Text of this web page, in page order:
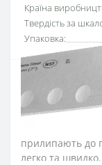
Країна
Твердість за
Упаковка:
Ніж японський
–
завдяки висоті
прилипають до
легко та швидко.